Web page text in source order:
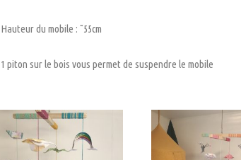
Hauteur du mobile : ˜55cm
1 piton sur le bois vous permet de suspendre le mobile